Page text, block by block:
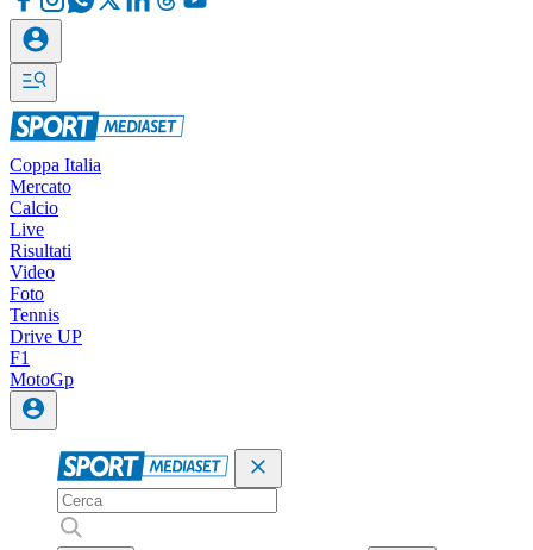
Coppa Italia
Mercato
Calcio
Live
Risultati
Video
Foto
Tennis
Drive UP
F1
MotoGp